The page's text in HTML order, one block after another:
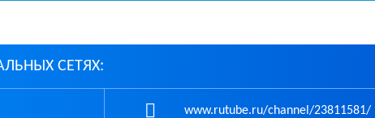
СЕТЯХ:
www.rutube.ru/channel/23811581/